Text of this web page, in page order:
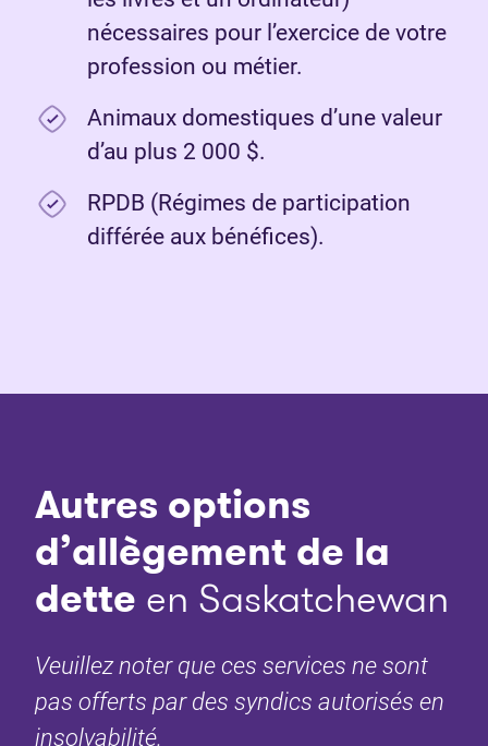
nécessaires pour l’exercice de votre
profession ou métier.
Animaux domestiques d’une valeur
d’au plus 2 000 $.
RPDB (Régimes de participation
différée aux bénéfices).
Autres options
d’allègement de la
dette en Saskatchewan
Veuillez noter que ces services ne sont
pas offerts par des syndics autorisés en
insolvabilité.